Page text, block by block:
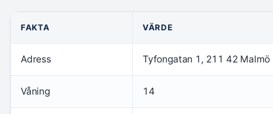
FAKTA VÄRDE
Adress Tyfongatan 1, 211 42 Malmö
Våning 14